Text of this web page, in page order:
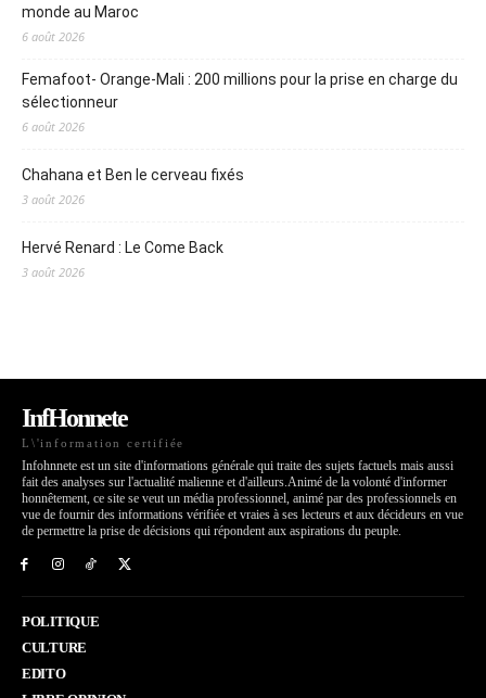
monde au Maroc
6 août 2026
Femafoot- Orange-Mali : 200 millions pour la prise en charge du
sélectionneur
6 août 2026
Chahana et Ben le cerveau fixés
3 août 2026
Hervé Renard : Le Come Back
3 août 2026
InfHonnete
L\'information certifiée
Infohnnete est un site d'informations générale qui traite des sujets factuels mais aussi
fait des analyses sur l'actualité malienne et d'ailleurs.Animé de la volonté d'informer
honnêtement, ce site se veut un média professionnel, animé par des professionnels en
vue de fournir des informations vérifiée et vraies à ses lecteurs et aux décideurs en vue
de permettre la prise de décisions qui répondent aux aspirations du peuple.
POLITIQUE
CULTURE
EDITO